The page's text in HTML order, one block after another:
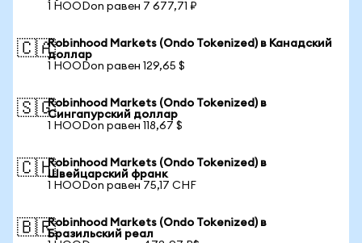
1 HOODon равен 7 677,71 ₽
🇨🇦Robinhood Markets (Ondo Tokenized) в Канадский
доллар
1 HOODon равен 129,65 $
🇸🇬Robinhood Markets (Ondo Tokenized) в
Сингапурский доллар
1 HOODon равен 118,67 $
🇨🇭Robinhood Markets (Ondo Tokenized) в
Швейцарский франк
1 HOODon равен 75,17 CHF
🇧🇷Robinhood Markets (Ondo Tokenized) в
Бразильский реал